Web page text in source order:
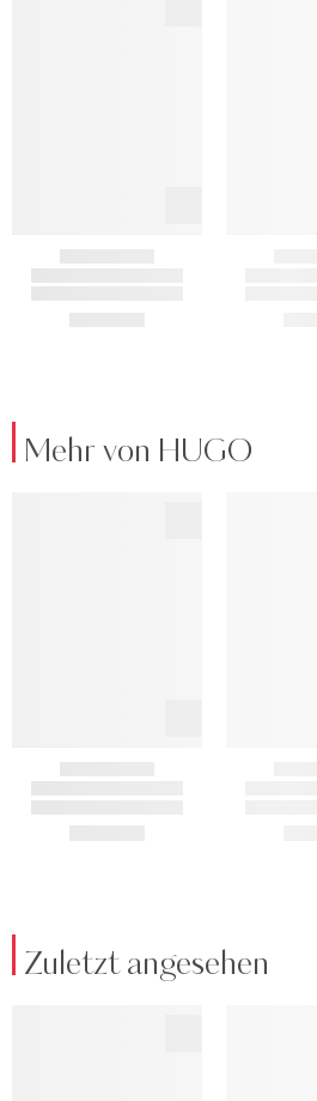
Mehr von HUGO
Zuletzt angesehen